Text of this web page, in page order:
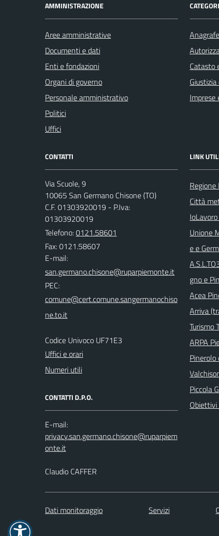
AMMINISTRAZIONE
Aree amministrative
Documenti e dati
Enti e fondazioni
Organi di governo
Personale amministrativo
Politici
Uffici
Catasto
Imprese
CONTATTI
Via Scuole, 9
10065 San Germano Chisone (TO)
C.F. 01303920019 - P.Iva:
01303920019
Telefono:0121.58601
Fax: 0121.58607
E-mail:
PEC:
Codice Univoco UF71E3
Uffici e orari
Numeri utili
CONTATTI D.P.O.
E-mail:
Claudio CAFFER
LINK
Città
Unione
e e
gno e
Acea
Arriva
Turismo
ARPA
Pinerolo
Piccola
Obiettivi
Dati monitoraggio Servizi